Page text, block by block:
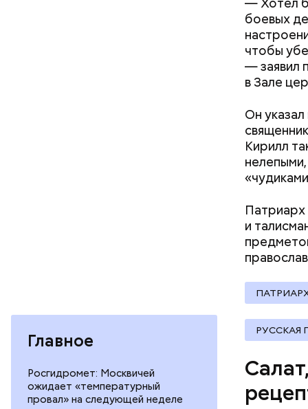
Главное
Росгидромет: Москвичей
ожидает «температурный
провал» на следующей неделе
боевых
чтобы
— заявил
в Зале
Он
Кирилл
Патриарх
и
РУССКАЯ
чеснок;
Вред
Фото: